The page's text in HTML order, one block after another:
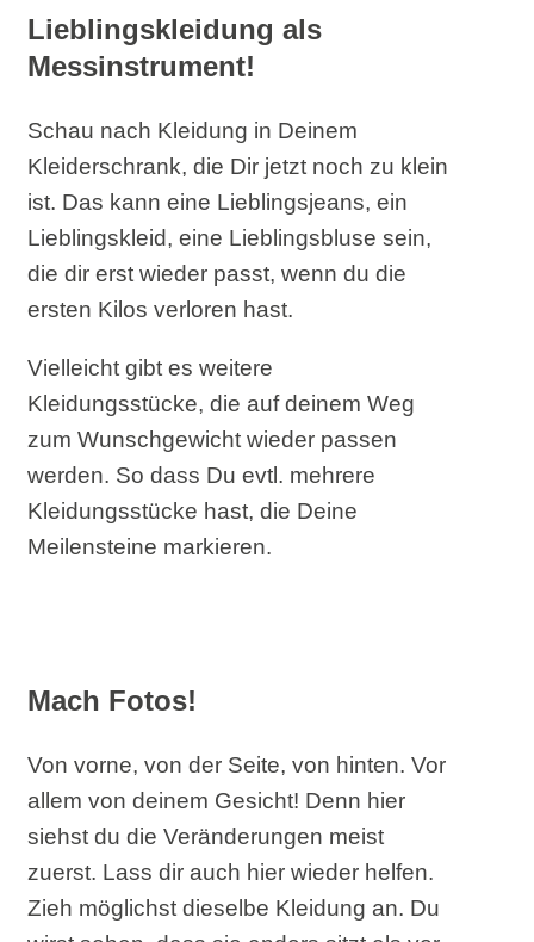
Lieblingskleidung als
Messinstrument!
Schau nach Kleidung in Deinem
Kleiderschrank, die Dir jetzt noch zu klein
ist. Das kann eine Lieblingsjeans, ein
Lieblingskleid, eine Lieblingsbluse sein,
die dir erst wieder passt, wenn du die
ersten Kilos verloren hast.
Vielleicht gibt es weitere
Kleidungsstücke, die auf deinem Weg
zum Wunschgewicht wieder passen
werden. So dass Du evtl. mehrere
Kleidungsstücke hast, die Deine
Meilensteine markieren.
Mach Fotos!
Von vorne, von der Seite, von hinten. Vor
allem von deinem Gesicht! Denn hier
siehst du die Veränderungen meist
zuerst. Lass dir auch hier wieder helfen.
Zieh möglichst dieselbe Kleidung an. Du